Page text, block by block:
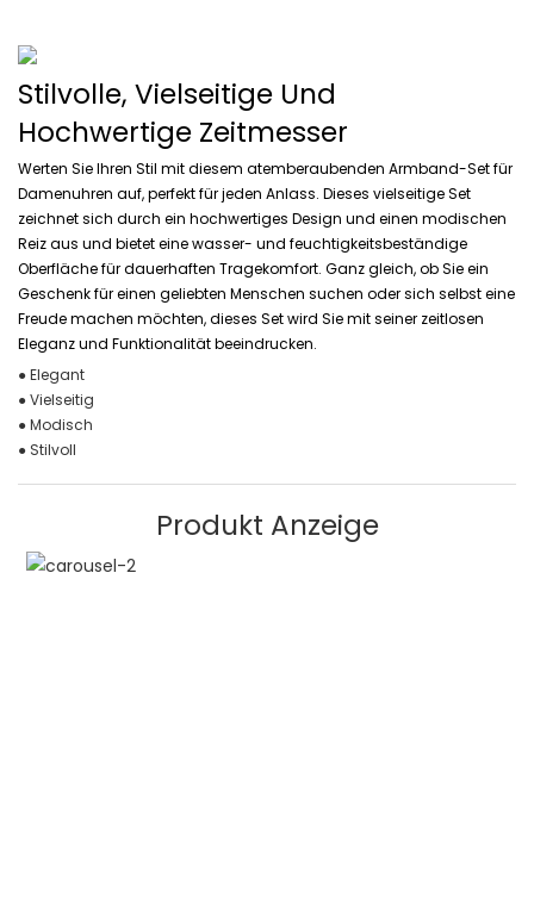
Stilvolle, Vielseitige Und
Hochwertige Zeitmesser
Werten Sie Ihren Stil mit diesem atemberaubenden Armband-Set für
Damenuhren auf, perfekt für jeden Anlass. Dieses vielseitige Set
zeichnet sich durch ein hochwertiges Design und einen modischen
Reiz aus und bietet eine wasser- und feuchtigkeitsbeständige
Oberfläche für dauerhaften Tragekomfort. Ganz gleich, ob Sie ein
Geschenk für einen geliebten Menschen suchen oder sich selbst eine
Freude machen möchten, dieses Set wird Sie mit seiner zeitlosen
Eleganz und Funktionalität beeindrucken.
● Elegant
● Vielseitig
● Modisch
● Stilvoll
Produkt Anzeige